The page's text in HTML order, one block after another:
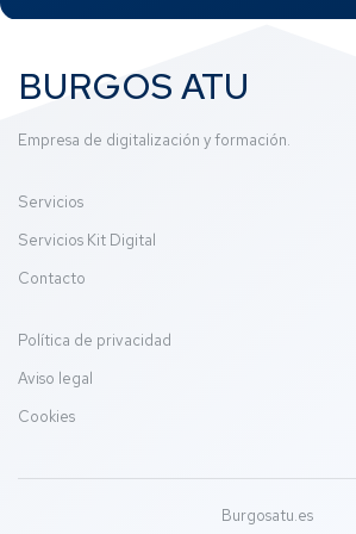
BURGOS ATU
Empresa de digitalización y formación.
Servicios
Servicios Kit Digital
Contacto
Política de privacidad
Aviso legal
Cookies
Burgosatu.es